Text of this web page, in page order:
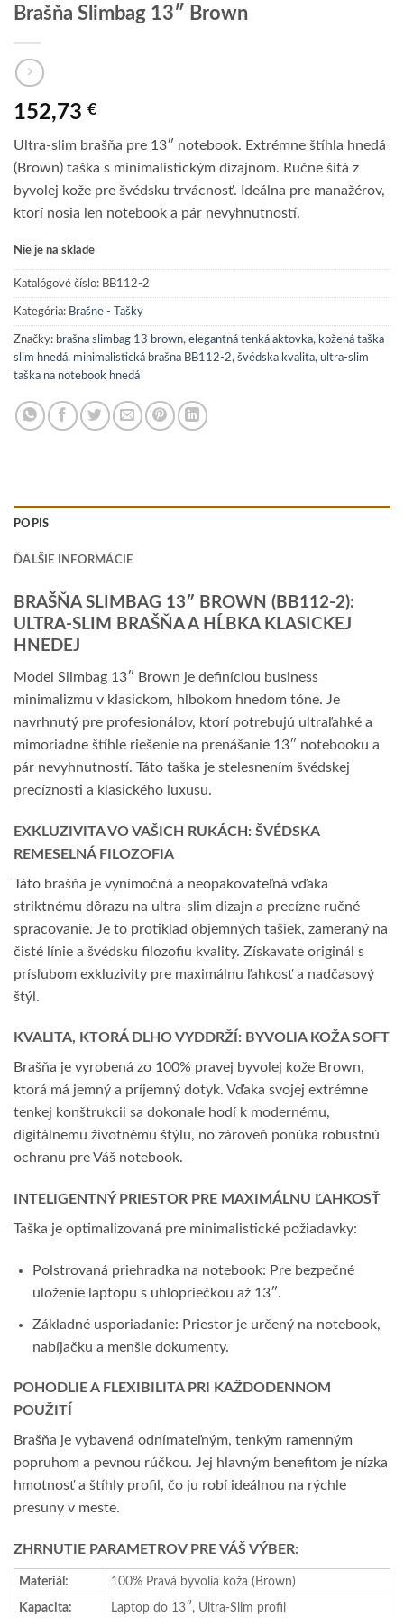
Brašňa Slimbag 13″ Brown
152,73 €
Ultra-slim brašňa pre 13″ notebook. Extrémne štíhla hnedá
(Brown) taška s minimalistickým dizajnom. Ručne šitá z
byvolej kože pre švédsku trvácnosť. Ideálna pre manažérov,
ktorí nosia len notebook a pár nevyhnutností.
Nie je na sklade
Katalógové číslo: BB112-2
Kategória: Brašne - Tašky
Značky: brašna slimbag 13 brown, elegantná tenká aktovka, kožená taška
slim hnedá, minimalistická brašna BB112-2, švédska kvalita, ultra-slim
taška na notebook hnedá
POPIS
ĎALŠIE INFORMÁCIE
BRAŠŇA SLIMBAG 13″ BROWN (BB112-2):
ULTRA-SLIM BRAŠŇA A HĹBKA KLASICKEJ
HNEDEJ
Model Slimbag 13″ Brown je definíciou business
minimalizmu v klasickom, hlbokom hnedom tóne. Je
navrhnutý pre profesionálov, ktorí potrebujú ultraľahké a
mimoriadne štíhle riešenie na prenášanie 13″ notebooku a
pár nevyhnutností. Táto taška je stelesnením švédskej
precíznosti a klasického luxusu.
EXKLUZIVITA VO VAŠICH RUKÁCH: ŠVÉDSKA
REMESELNÁ FILOZOFIA
Táto brašňa je vynímočná a neopakovateľná vďaka
striktnému dôrazu na ultra-slim dizajn a precízne ručné
spracovanie. Je to protiklad objemných tašiek, zameraný na
čisté línie a švédsku filozofiu kvality. Získavate originál s
prísľubom exkluzivity pre maximálnu ľahkosť a nadčasový
štýl.
KVALITA, KTORÁ DLHO VYDDRŽÍ: BYVOLIA KOŽA SOFT
Brašňa je vyrobená zo 100% pravej byvolej kože Brown,
ktorá má jemný a príjemný dotyk. Vďaka svojej extrémne
tenkej konštrukcii sa dokonale hodí k modernému,
digitálnemu životnému štýlu, no zároveň ponúka robustnú
ochranu pre Váš notebook.
INTELIGENTNÝ PRIESTOR PRE MAXIMÁLNU ĽAHKOSŤ
Taška je optimalizovaná pre minimalistické požiadavky:
Polstrovaná priehradka na notebook: Pre bezpečné
uloženie laptopu s uhlopriečkou až 13″.
Základné usporiadanie: Priestor je určený na notebook,
nabíjačku a menšie dokumenty.
POHODLIE A FLEXIBILITA PRI KAŽDODENNOM
POUŽITÍ
Brašňa je vybavená odnímateľným, tenkým ramenným
popruhom a pevnou rúčkou. Jej hlavným benefitom je nízka
hmotnosť a štíhly profil, čo ju robí ideálnou na rýchle
presuny v meste.
ZHRNUTIE PARAMETROV PRE VÁŠ VÝBER:
Materiál:
100% Pravá byvolia koža (Brown)
Kapacita:
Laptop do 13″, Ultra-Slim profil